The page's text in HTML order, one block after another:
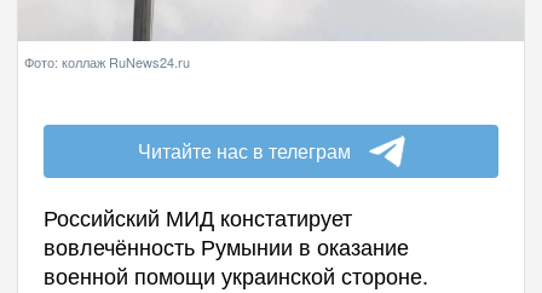
Фото: коллаж RuNews24.ru
Читайте нас в телеграм
Российский МИД констатирует
вовлечённость Румынии в оказание
военной помощи украинской стороне.